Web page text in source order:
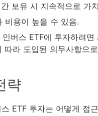
보유 시 지속적으로 가
비용이 높을 수 있음.
버스 ETF에 투자하려면
따라 도입된 의무사항으
략
ETF 투자는 어떻게 접